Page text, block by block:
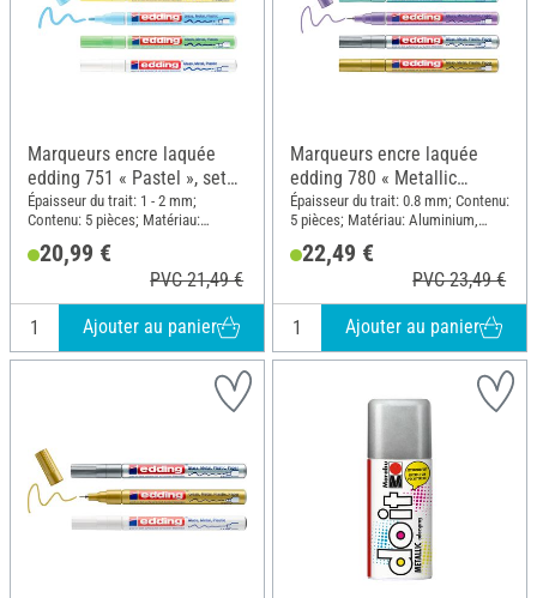
Marqueurs encre laquée
edding 751 « Pastel », set
de 5
Épaisseur du trait: 1 - 2 mm;
Contenu: 5 pièces; Matériau:
20,99 €
PVC 21,49 €
Ajouter au panier
Marqueurs encre laquée
edding 780 « Metallic
Special », set de 5
Épaisseur du trait: 0.8 mm; Contenu:
5 pièces; Matériau: Aluminium,
22,49 €
PVC 23,49 €
Ajouter au panier